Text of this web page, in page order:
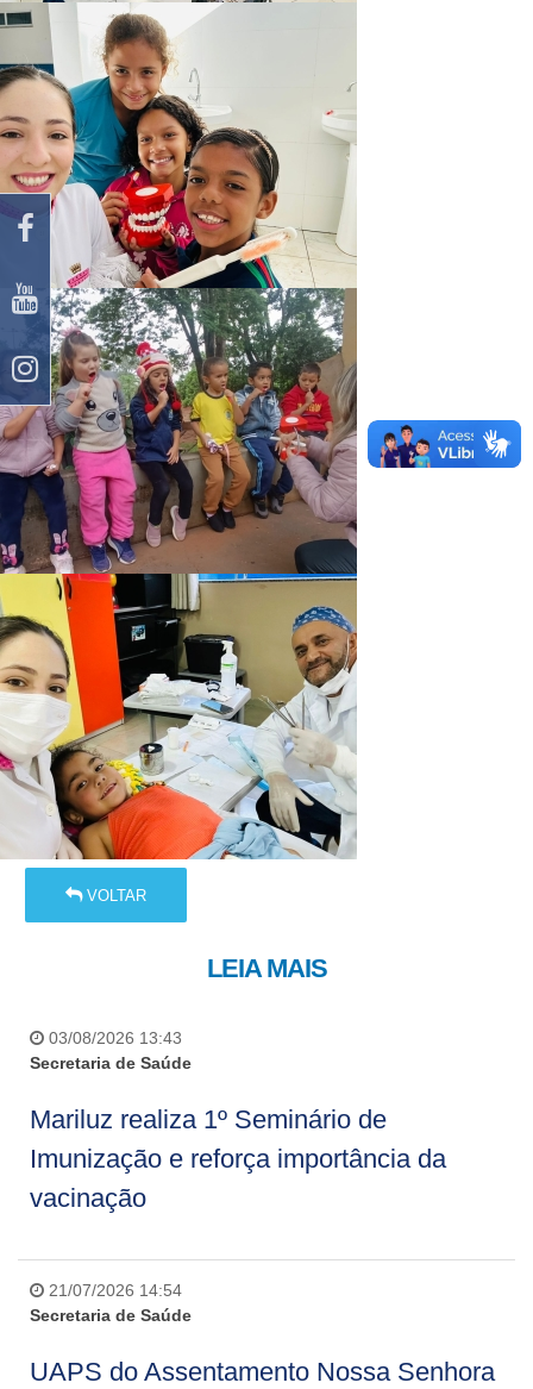
VOLTAR
LEIA MAIS
03/08/2026 13:43
Secretaria de Saúde
Mariluz realiza 1º Seminário de
Imunização e reforça importância da
vacinação
21/07/2026 14:54
Secretaria de Saúde
UAPS do Assentamento Nossa Senhora